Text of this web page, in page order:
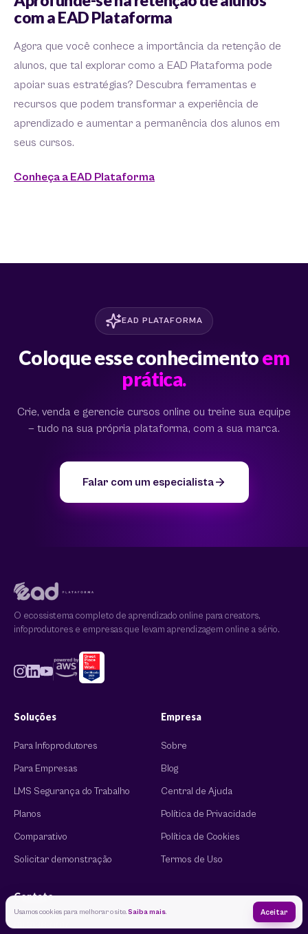
com a EAD Plataforma
Agora que você conhece a importância da retenção de
alunos, que tal explorar como a EAD Plataforma pode
apoiar suas estratégias? Descubra ferramentas e
recursos que podem transformar a experiência de
aprendizado e aumentar a permanência dos alunos em
seus cursos.
Conheça a EAD Plataforma
EAD PLATAFORMA
Coloque esse conhecimentoem
prática.
Crie, venda e gerencie cursos online ou treine sua equipe
— tudo na sua própria plataforma, com a sua marca.
Falar com um especialista
O ecossistema completo de aprendizado online para creators,
infoprodutores e empresas que levam aprendizagem online a sério.
Soluções
Para Infoprodutores
Para Empresas
LMS Segurança do Trabalho
Planos
Comparativo
Solicitar demonstração
Empresa
Sobre
Blog
Central de Ajuda
Política de Privacidade
Política de Cookies
Termos de Uso
Contato
Usamos cookies para melhorar o site.Saiba mais. Aceitar